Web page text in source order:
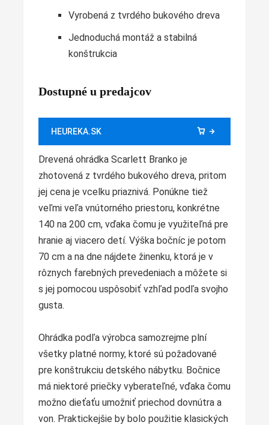
Vyrobená z tvrdého bukového dreva
Jednoduchá montáž a stabilná
konštrukcia
Dostupné u predajcov
HEUREKA.SK
Drevená ohrádka Scarlett Branko je
zhotovená z tvrdého bukového dreva, pritom
jej cena je vcelku priaznivá. Ponúkne tiež
veľmi veľa vnútorného priestoru, konkrétne
140 na 200 cm, vďaka čomu je využiteľná pre
hranie aj viacero detí. Výška bočníc je potom
70 cm a na dne nájdete žinenku, ktorá je v
rôznych farebných prevedeniach a môžete si
s jej pomocou uspôsobiť vzhľad podľa svojho
gusta.
Ohrádka podľa výrobca samozrejme plní
všetky platné normy, ktoré sú požadované
pre konštrukciu detského nábytku. Bočnice
má niektoré priečky vyberateľné, vďaka čomu
možno dieťaťu umožniť priechod dovnútra a
von. Praktickejšie by bolo použitie klasických